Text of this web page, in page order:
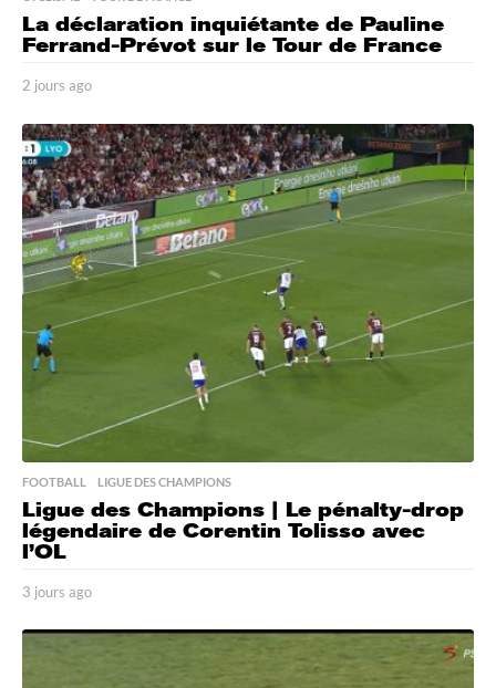
La déclaration inquiétante de Pauline
Ferrand-Prévot sur le Tour de France
2 jours ago
o
u
r
s
a
g
o
FOOTBALL ,LIGUE DES CHAMPIONS
Ligue des Champions | Le pénalty-drop
légendaire de Corentin Tolisso avec
l’OL
3 jours ago
o